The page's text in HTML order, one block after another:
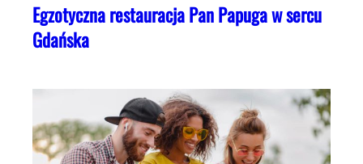
Egzotyczna restauracja Pan Papuga w sercu
Gdańska